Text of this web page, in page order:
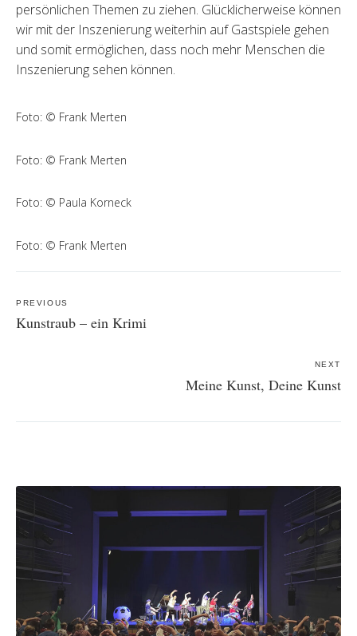
persönlichen Themen zu ziehen. Glücklicherweise können
wir mit der Inszenierung weiterhin auf Gastspiele gehen
und somit ermöglichen, dass noch mehr Menschen die
Inszenierung sehen können.
Foto: © Frank Merten
Foto: © Frank Merten
Foto: © Paula Korneck
Foto: © Frank Merten
navigation
PREVIOUS
Kunstraub – ein Krimi
NEXT
Meine Kunst, Deine Kunst